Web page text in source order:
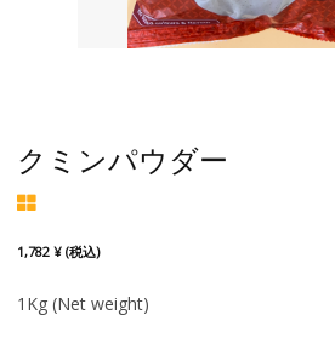
クミンパウダー
1,782 ¥ (税込)
1Kg (Net weight)